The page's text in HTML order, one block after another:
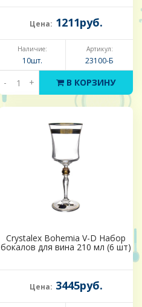
Цена: 1211руб.
Наличие:
10шт.
Артикул:
23100-Б
- + В КОРЗИНУ
Crystalex Bohemia V-D Набор
бокалов для вина 210 мл (6 шт)
Цена: 3445руб.